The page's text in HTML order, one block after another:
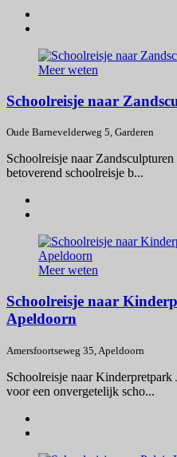
Meer weten
Schoolreisje naar
Oude Barnevelderweg 5, Garderen
Schoolreisje naar
betoverend schoolreisje b...
Meer weten
Schoolreisje naar
Apeldoorn
Amersfoortseweg 35, Apeldoorn
Schoolreisje naar Kinderpretpark
voor een onvergetelijk scho...